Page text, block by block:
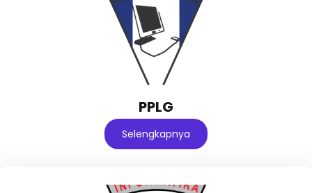
PPLG
Selengkapnya